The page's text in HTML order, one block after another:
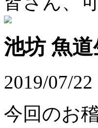
池坊 魚道
2019/07/22
今回のお稽